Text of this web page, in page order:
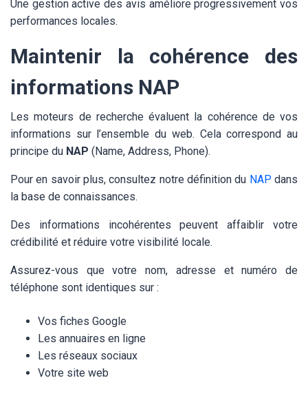
Une gestion active des avis améliore progressivement vos
performances locales.
Maintenir la cohérence des
informations NAP
Les moteurs de recherche évaluent la cohérence de vos
informations sur l’ensemble du web. Cela correspond au
principe du NAP (Name, Address, Phone).
Pour en savoir plus, consultez notre définition du NAP dans
la base de connaissances.
Des informations incohérentes peuvent affaiblir votre
crédibilité et réduire votre visibilité locale.
Assurez-vous que votre nom, adresse et numéro de
téléphone sont identiques sur :
Vos fiches Google
Les annuaires en ligne
Les réseaux sociaux
Votre site web